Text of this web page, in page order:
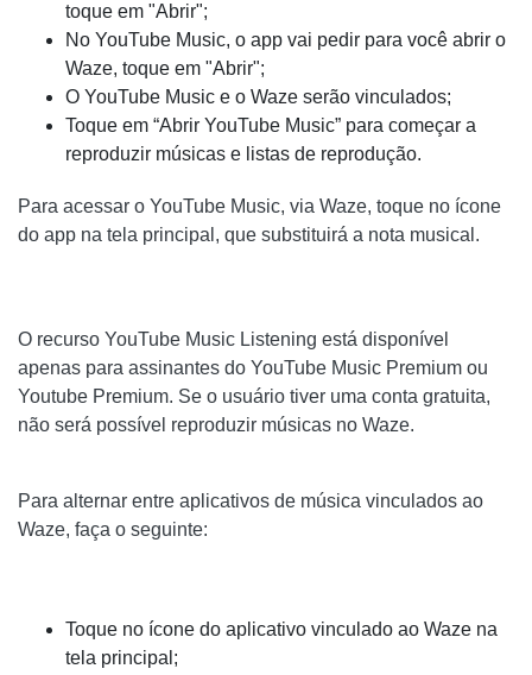
toque em "Abrir";
No YouTube Music, o app vai pedir para você abrir o
Waze, toque em "Abrir";
O YouTube Music e o Waze serão vinculados;
Toque em “Abrir YouTube Music” para começar a
reproduzir músicas e listas de reprodução.
Para acessar o YouTube Music, via Waze, toque no ícone
do app na tela principal, que substituirá a nota musical.
O recurso YouTube Music Listening está disponível
apenas para assinantes do YouTube Music Premium ou
Youtube Premium. Se o usuário tiver uma conta gratuita,
não será possível reproduzir músicas no Waze.
Para alternar entre aplicativos de música vinculados ao
Waze, faça o seguinte:
Toque no ícone do aplicativo vinculado ao Waze na
tela principal;